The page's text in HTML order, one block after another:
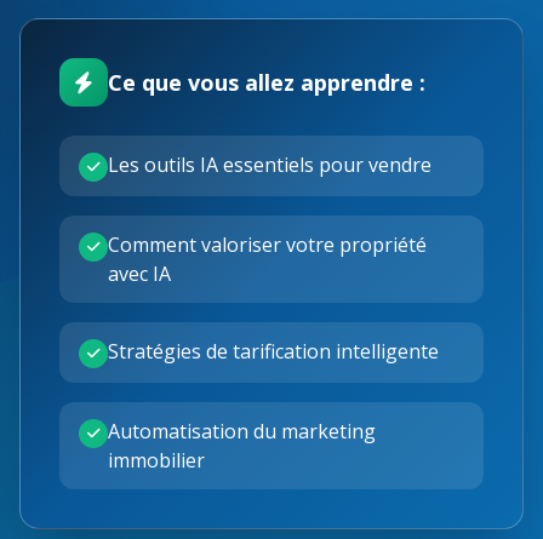
Ce que vous allez apprendre :
Les outils IA essentiels pour vendre
Comment valoriser votre propriété
avec IA
Stratégies de tarification intelligente
Automatisation du marketing
immobilier